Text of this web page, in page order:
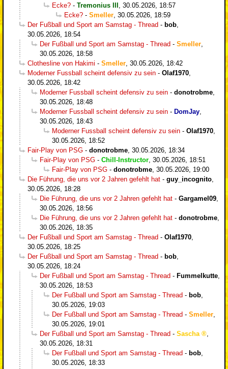
Ecke? - Tremonius III
30.05.2026, 18:57
Ecke? - Smeller 30.05.2026, 18:59
Der Fußball und Sport am Samstag - Thread - bob
30.05.2026, 18:54
Der Fußball und Sport am Samstag - Thread - Smeller
30.05.2026, 18:58
Clothesline von Hakimi - Smeller 30.05.2026, 18:42
Moderner Fussball scheint defensiv zu sein - Olaf1970
30.05.2026, 18:42
Moderner Fussball scheint defensiv zu sein - donotrobme
30.05.2026, 18:48
Moderner Fussball scheint defensiv zu sein - DomJay
30.05.2026, 18:43
Moderner Fussball scheint defensiv zu sein - Olaf1970
30.05.2026, 18:52
Fair-Play von PSG - donotrobme 30.05.2026, 18:34
Fair-Play von PSG - Chill-Instructor 30.05.2026, 18:51
Fair-Play von PSG - donotrobme 30.05.2026, 19:00
Die Führung, die uns vor 2 Jahren gefehlt hat - guy_incognito
30.05.2026, 18:28
Die Führung, die uns vor 2 Jahren gefehlt hat - Gargamel09
30.05.2026, 18:56
Die Führung, die uns vor 2 Jahren gefehlt hat - donotrobme
30.05.2026, 18:35
Der Fußball und Sport am Samstag - Thread - Olaf1970
30.05.2026, 18:25
Der Fußball und Sport am Samstag - Thread - bob
30.05.2026, 18:24
Der Fußball und Sport am Samstag - Thread - Fummelkutte
30.05.2026, 18:53
Der Fußball und Sport am Samstag - Thread - bob
30.05.2026, 19:03
Der Fußball und Sport am Samstag - Thread - Smeller
30.05.2026, 19:01
Der Fußball und Sport am Samstag - Thread - Sascha
30.05.2026, 18:31
Der Fußball und Sport am Samstag - Thread - bob
30.05.2026, 18:33